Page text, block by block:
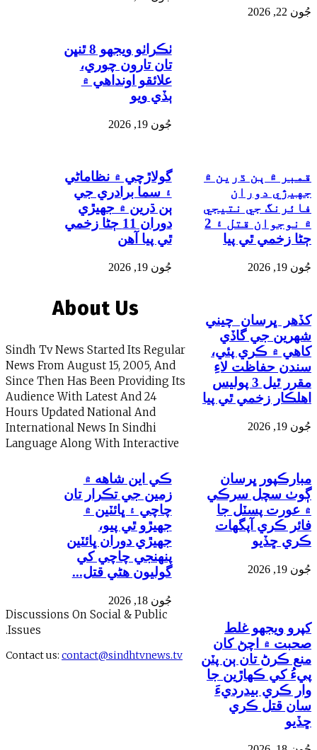
ٺڪراٺو ويجهو 8 ٿنڀن
تان تارون چوري،
علائقو اونداهي ۾
ٻڏي ويو
ٻن ڌرين ۾
دوران
جي نتيجي
۾ نوجوان قتل ۽ 2
ٿي پيا
گولاڙچي ۾ نظاماڻي
۽ سما برادري جي
ٻن ڌرين ۾ جهيڙي
دوران 11 ڄڻا زخمي
ٿي پيا آهن
چيني
جي گاڏي
ڪري پئي،
لاءِ
مقرر ٿيل 3 پوليس
زخمي ٿي پيا
ڀرسان
سرڪي
پسٽل جا
آپگهات
ڪي اين شاهه ۾
زمين جي تڪرار تان
چاچي ۽ ڀائٽين ۾
جهيڙو ٿي پيو،
جهيڙي دوران ڀائٽين
پنهنجي چاچي کي
گوليون هڻي قتل...
غلط
۾ اچڻ کان
تان ٻن پٽن
ڪهاڙين جا
بيدرديءَ
ڪري
About Us
Sindh Tv News Started Its Regular
News From August 15, 2005, And
Since Then Has Been Providing Its
Audience With Latest And 24
Hours Updated National And
International News In Sindhi
Language Along With Interactive
Discussions On Social & Public
Contact us:contact@sindhtvnews.tv